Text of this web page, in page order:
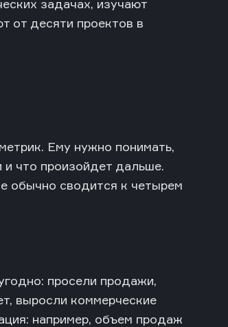
задачах, изучают
от десяти проектов в
Ему нужно понимать,
и что произойдет дальше.
обычно сводится к четырем
просели продажи,
выросли коммерческие
например, объем продаж